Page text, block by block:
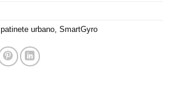
patinete urbano, SmartGyro